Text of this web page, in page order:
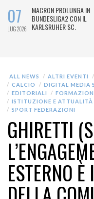
07
LUG 2026
MACRON PROLUNGA IN
BUNDESLIGA2 CON IL
KARLSRUHER SC.
ALL NEWS ALTRI EVENTI
CALCIO
DIGITAL MEDIA
EDITORIALI
ISTITUZIONE E ATTUALITÀ
SPORT FEDERAZIONI
GHIRETTI
ESTERNO